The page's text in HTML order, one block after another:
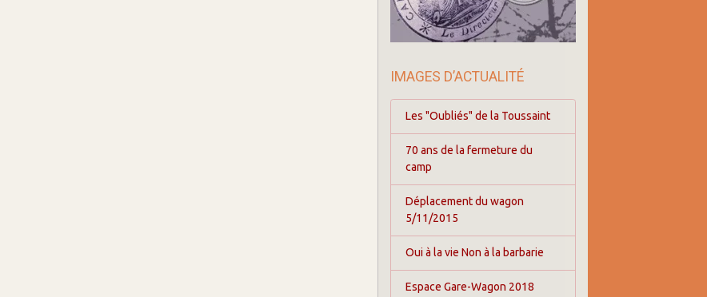
IMAGES D’ACTUALITÉ
Les "Oubliés" de la Toussaint
70 ans de la fermeture du
camp
Déplacement du wagon
5/11/2015
Oui à la vie Non à la barbarie
Espace Gare-Wagon 2018